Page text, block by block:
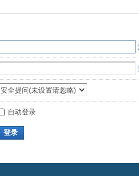
自动登录
登录